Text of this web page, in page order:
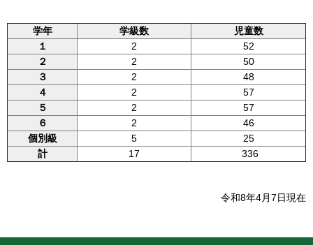
学年 学級数
児童数
１
2
52
２
2
50
３
2
48
４
2
57
５
2
57
６
2
46
個別級
5
25
計
17 336
令和8年4月7日現在